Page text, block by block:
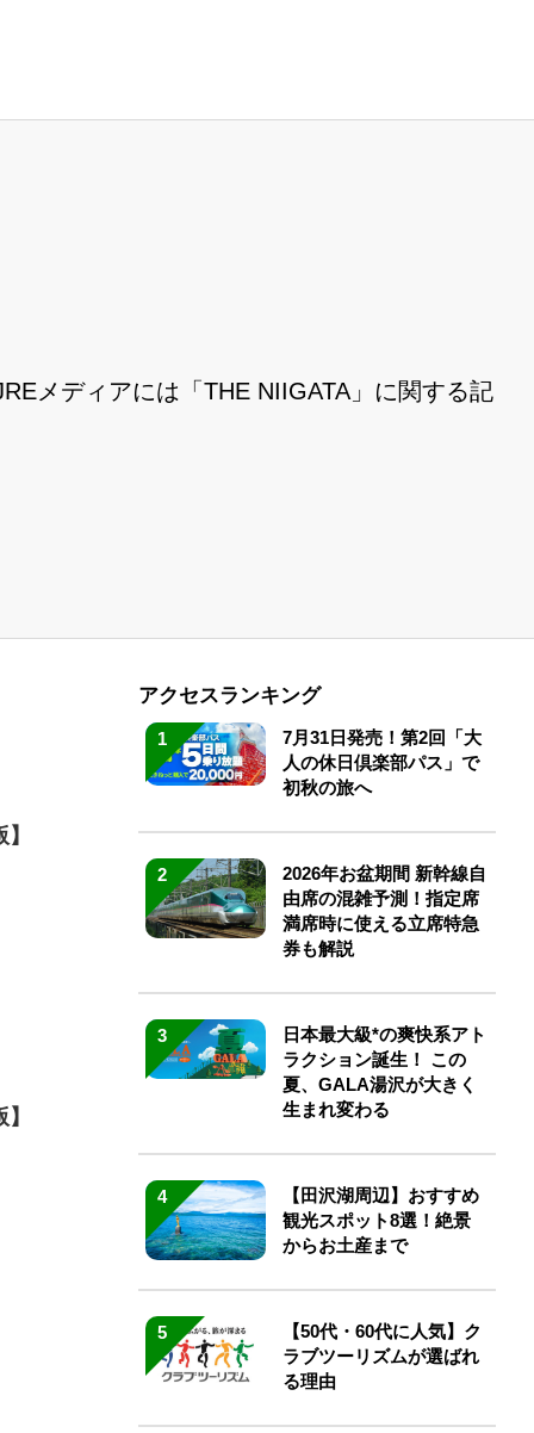
メディアには「THE NIIGATA」に関する記
アクセスランキング
1
7月31日発売！第2回「大
人の休日倶楽部パス」で
初秋の旅へ
2
2026年お盆期間 新幹線自
由席の混雑予測！指定席
満席時に使える立席特急
券も解説
3
日本最大級*の爽快系アト
ラクション誕生！ この
夏、GALA湯沢が大きく
生まれ変わる
4
【田沢湖周辺】おすすめ
観光スポット8選！絶景
からお土産まで
5
【50代・60代に人気】ク
ラブツーリズムが選ばれ
る理由